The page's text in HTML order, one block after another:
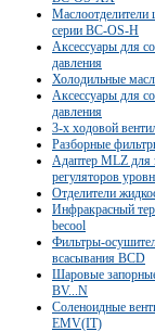
Маслоотделители
серии ВС-OS-Н
Аксессуары для
давления
Холодильные
Аксессуары для
давления
3-х ходовой
Разборные
Адаптер MLZ для
регуляторов
Отделители
Инфракрасный
becool
Фильтры-
всасывания BCD
Шаровые
BV...N
Соленоидные
EMV(IT)